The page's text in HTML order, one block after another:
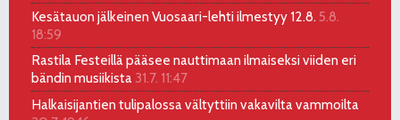
Kesätauon jälkeinen Vuosaari-lehti ilmestyy 12.8. 5.8.
18:59
Rastila Festeillä pääsee nauttimaan ilmaiseksi viiden eri
bändin musiikista 31.7. 11:47
Halkaisijantien tulipalossa vältyttiin vakavilta vammoilta